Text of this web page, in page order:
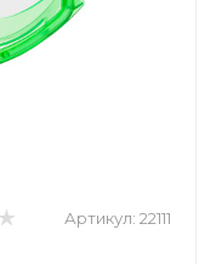
Артикул: 22111